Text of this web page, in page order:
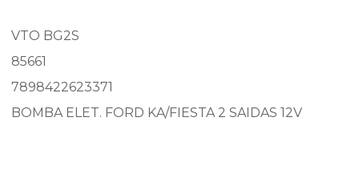
VTO BG2S
85661
7898422623371
BOMBA ELET. FORD KA/FIESTA 2 SAIDAS 12V